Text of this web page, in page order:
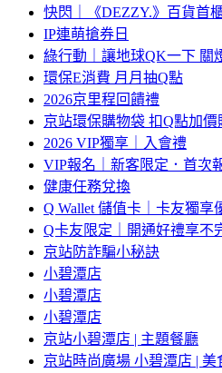
快閃｜《DEZZY.》百貨首
IP連萌搶券日
綠行動｜讓地球QK一下 關
環保E消費 月月抽Q點
2026京里程回饋禮
京站環保購物袋 扣Q點加價
2026 VIP獨享｜入會禮
VIP報名｜新客限定．首次
健康任務兌換
Q Wallet 儲值卡｜卡友獨享
Q卡友限定｜開通好禮享不
京站防詐騙小秘訣
小碧潭店
小碧潭店
小碧潭店
京站小碧潭店 | 主題餐廳
京站時尚廣場 小碧潭店 | 美